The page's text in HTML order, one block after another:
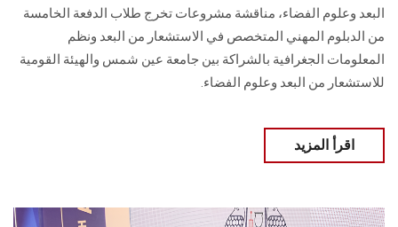
البعد وعلوم الفضاء، مناقشة مشروعات تخرج طلاب الدفعة الخامسة
من الدبلوم المهني المتخصص في الاستشعار من البعد ونظم
المعلومات الجغرافية بالشراكة بين جامعة عين شمس والهيئة القومية
للاستشعار من البعد وعلوم الفضاء.
اقرأ المزيد